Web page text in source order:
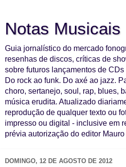
Notas Musicais
Guia jornalístico do mercado
resenhas de discos, críticas de
sobre futuros lançamentos de
Do rock ao funk. Do axé ao jazz.
choro, sertanejo, soul, rap, blues,
música erudita. Atualizado
reprodução de qualquer texto ou
impresso ou digital - inclusive em
prévia autorização do editor Mauro
DOMINGO, 12 DE AGOSTO DE 2012